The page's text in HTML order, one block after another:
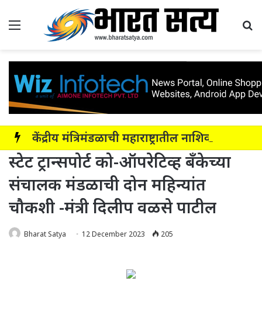
Menu
स्टेट ट्रान्सपोर्ट को-ऑपरेटिव्ह बँकेच्या
संचालक मंडळाची दोन महिन्यांत
चौकशी -मंत्री दिलीप वळसे पाटील
Bharat Satya 12 December 2023 205